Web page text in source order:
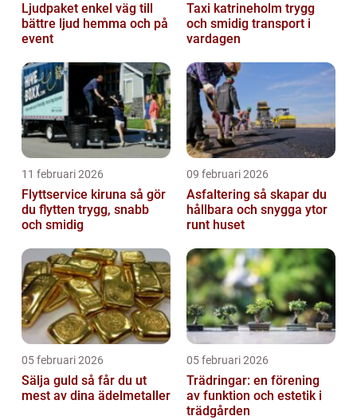
Ljudpaket enkel väg till
bättre ljud hemma och på
event
Taxi katrineholm trygg
och smidig transport i
vardagen
11 februari 2026
Flyttservice kiruna så gör
du flytten trygg, snabb
och smidig
09 februari 2026
Asfaltering så skapar du
hållbara och snygga ytor
runt huset
05 februari 2026
Sälja guld så får du ut
mest av dina ädelmetaller
05 februari 2026
Trädringar: en förening
av funktion och estetik i
trädgården